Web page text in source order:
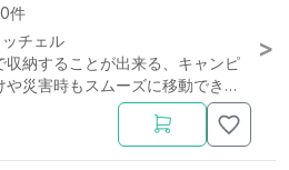
0件
ッチェル
納することが出来る、キャンピ
災害時もスムーズに移動できま